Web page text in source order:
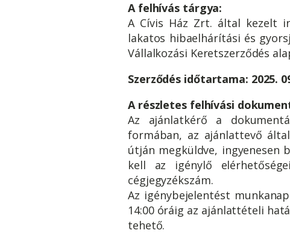
A felhívás tárgya:
A Cívis Ház Zrt. által kezelt
lakatos hibaelhárítási és
Vállalkozási Keretszerződés
Szerződés időtartama: 2025.
A részletes felhívási
Az ajánlatkérő a
formában, az ajánlattevő
útján megküldve, ingyenesen
kell az igénylő
cégjegyzékszám.
Az igénybejelentést
14:00 óráig az ajánlattételi
tehető.